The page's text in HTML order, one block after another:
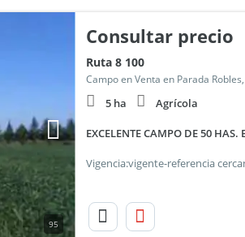
95
Consultar precio
Ruta 8 100
Campo en Venta en Parada
5 ha Agrícola
EXCELENTE CAMPO DE 50